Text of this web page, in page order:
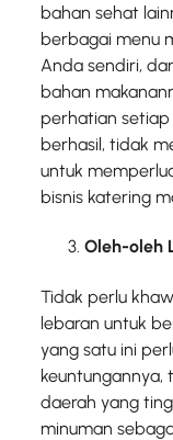
bahan sehat
berbagai menu
Anda sendiri,
bahan
perhatian setiap
berhasil, tidak
untuk
bisnis katering
Oleh-oleh
Tidak perlu
lebaran untuk
yang satu ini
keuntungannya,
daerah yang
minuman